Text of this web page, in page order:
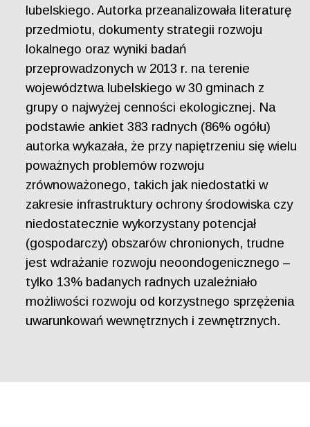
lubelskiego. Autorka przeanalizowała literaturę
przedmiotu, dokumenty strategii rozwoju
lokalnego oraz wyniki badań
przeprowadzonych w 2013 r. na terenie
województwa lubelskiego w 30 gminach z
grupy o najwyżej cenności ekologicznej. Na
podstawie ankiet 383 radnych (86% ogółu)
autorka wykazała, że przy napiętrzeniu się wielu
poważnych problemów rozwoju
zrównoważonego, takich jak niedostatki w
zakresie infrastruktury ochrony środowiska czy
niedostatecznie wykorzystany potencjał
(gospodarczy) obszarów chronionych, trudne
jest wdrażanie rozwoju neoondogenicznego –
tylko 13% badanych radnych uzależniało
możliwości rozwoju od korzystnego sprzężenia
uwarunkowań wewnętrznych i zewnętrznych.